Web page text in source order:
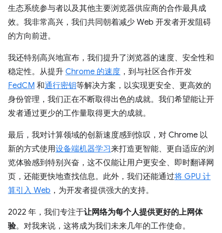
生态系统参与者以及其他主要浏览器供应商的合作最具成
效。我非常高兴，我们共同朝着减少 Web 开发者开发阻碍
的方向前进。
我还特别高兴地宣布，我们提升了浏览器的速度、安全性和
稳定性。从提升 Chrome 的速度 ，到与社区合作开发
FedCM 和通行密钥等解决方案，以实现更安全、更高效的
身份管理，我们正在不断取得出色的成就。我们希望能让开
发者通过更少的工作量取得更大的成就。
最后，我对计算领域的创新速度感到惊叹，对 Chrome 以
新的方式使用设备端机器学习来打造更智能、更自适应的浏
览体验感到特别兴奋，这不仅能让用户更安全、即时翻译网
页，还能更快地查找信息。此外，我们还能通过将 GPU 计
算引入 Web ，为开发者提供强大的支持。
2022 年，我们专注于让网络为每个人提供更好的上网体
验。对我来说，这将成为我们未来几年的工作使命。